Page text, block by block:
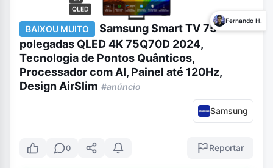
QLED
Fernando H.
BAIXOU MUITO
Samsung Smart TV 75
polegadas QLED 4K 75Q70D 2024,
Tecnologia de Pontos Quânticos,
Processador com AI, Painel até 120Hz,
Design AirSlim #anúncio
Samsung
0 Reportar